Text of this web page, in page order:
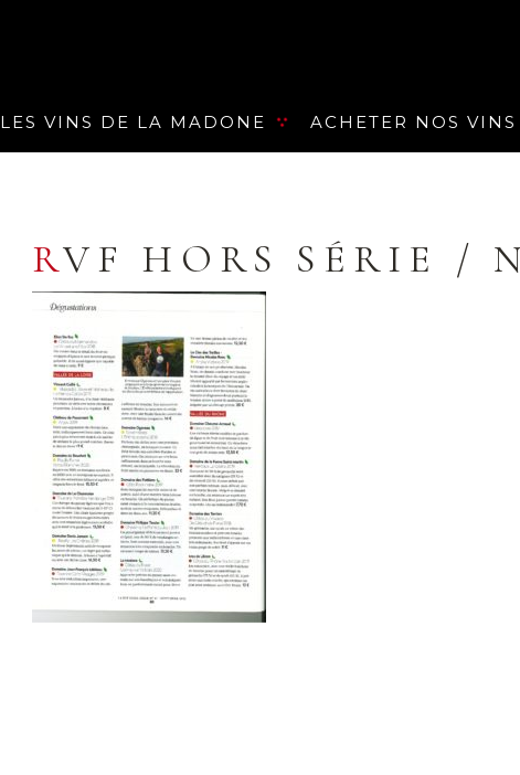
LES VINS DE LA MADONE ACHETER NOS VINS
RVF HORS SÉRIE /